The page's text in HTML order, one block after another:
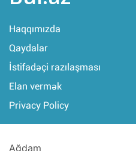
Haqqımızda
Qaydalar
İstifadəçi razılaşması
Elan vermək
Privacy Policy
Ağdam